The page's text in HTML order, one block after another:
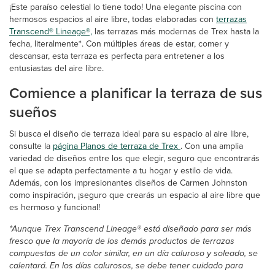
¡Este paraíso celestial lo tiene todo! Una elegante piscina con
hermosos espacios al aire libre, todas elaboradas con terrazas
Transcend® Lineage®, las terrazas más modernas de Trex hasta la
fecha, literalmente*. Con múltiples áreas de estar, comer y
descansar, esta terraza es perfecta para entretener a los
entusiastas del aire libre.
Comience a planificar la terraza de sus
sueños
Si busca el diseño de terraza ideal para su espacio al aire libre,
consulte la página Planos de terraza de Trex. Con una amplia
variedad de diseños entre los que elegir, seguro que encontrarás
el que se adapta perfectamente a tu hogar y estilo de vida.
Además, con los impresionantes diseños de Carmen Johnston
como inspiración, ¡seguro que crearás un espacio al aire libre que
es hermoso y funcional!
*Aunque Trex Transcend Lineage® está diseñado para ser más
fresco que la mayoría de los demás productos de terrazas
compuestas de un color similar, en un día caluroso y soleado, se
calentará. En los días calurosos, se debe tener cuidado para